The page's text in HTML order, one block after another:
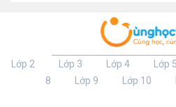
Lớp 2 Lớp 3 Lớp 4 Lớp 5
8
Lớp 9 Lớp 10